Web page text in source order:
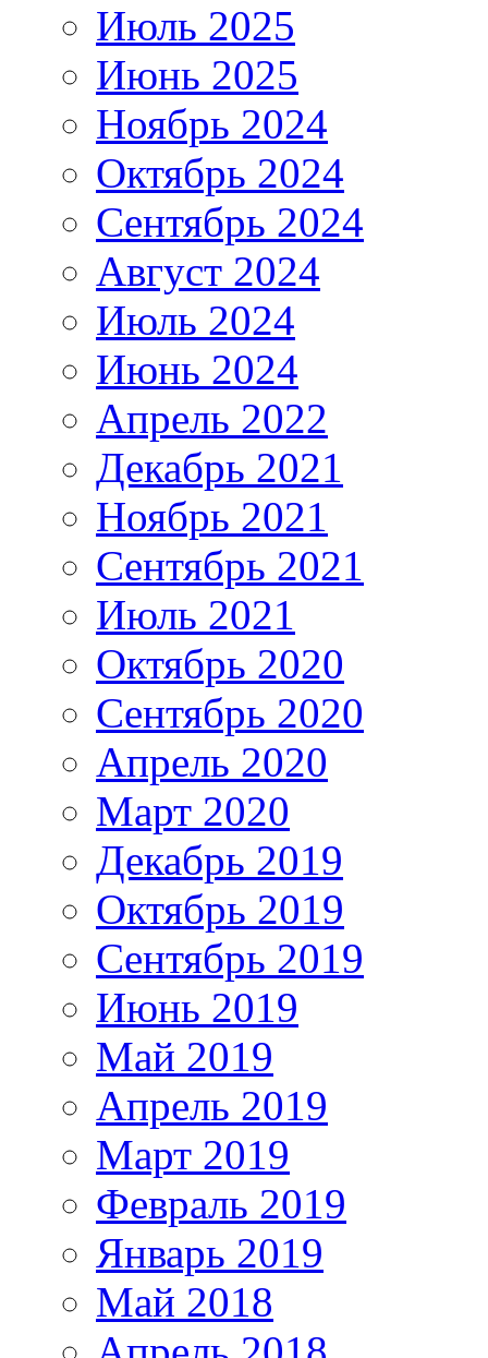
Июль 2025
Июнь 2025
Ноябрь 2024
Октябрь 2024
Сентябрь 2024
Август 2024
Июль 2024
Июнь 2024
Апрель 2022
Декабрь 2021
Ноябрь 2021
Сентябрь 2021
Июль 2021
Октябрь 2020
Сентябрь 2020
Апрель 2020
Март 2020
Декабрь 2019
Октябрь 2019
Сентябрь 2019
Июнь 2019
Май 2019
Апрель 2019
Март 2019
Февраль 2019
Январь 2019
Май 2018